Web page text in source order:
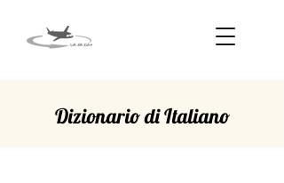
Dizionario di Italiano